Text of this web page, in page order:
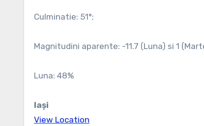
Culminatie: 51°;
Magnitudini aparente: -11.7 (Luna) si 1
Luna: 48%
Iași
View Location